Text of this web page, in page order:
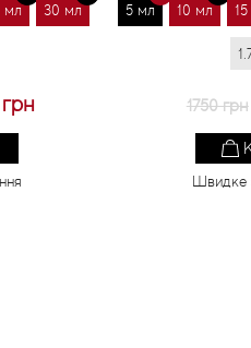
мл 30 мл 5 мл 10 мл
1750 грн
Швидке